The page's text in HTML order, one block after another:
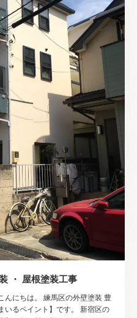
・ 屋根塗装工事
んにちは。 練馬区の外壁塗装 豊
いるペイント】です。 新宿区の